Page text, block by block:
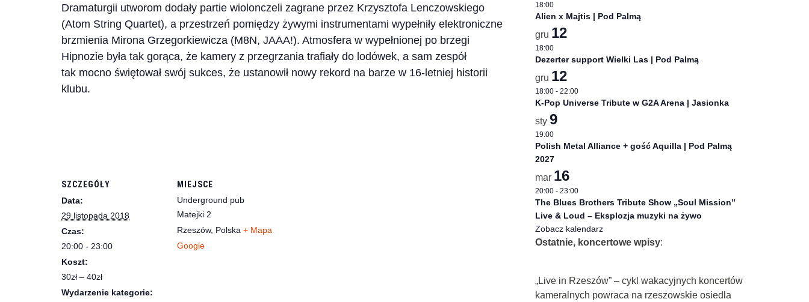
Dramaturgii utworom dodały partie wiolonczeli zagrane przez Krzysztofa Lenczowskiego
(Atom String Quartet), a przestrzeń pomiędzy żywymi instrumentami wypełniły elektroniczne
brzmienia Mirona Grzegorkiewicza (M8N, JAAA!). Atmosfera w wypełnionej po brzegi
Hipnozie była tak gorąca, że kamery z przegrzania trafiały do lodówek, a sam zespół
tak mocno świętował swój sukces, że ustanowił nowy rekord na barze w 16-letniej historii
klubu.
SZCZEGÓŁY
Data:
29 listopada 2018
Czas:
20:00 - 23:00
Koszt:
30zł – 40zł
Wydarzenie kategorie:
MIEJSCE
Underground pub
Matejki 2
Rzeszów, Polska + Mapa
Google
18:00
Alien x Majtis | Pod Palmą
gru 12
18:00
Dezerter support Wielki Las | Pod Palmą
gru 12
18:00- 22:00
K-Pop Universe Tribute w G2A Arena | Jasionka
sty 9
19:00
Polish Metal Alliance + gość Aquilla | Pod Palmą
2027
mar 16
20:00- 23:00
The Blues Brothers Tribute Show „Soul Mission”
Live & Loud – Eksplozja muzyki na żywo
Zobacz kalendarz
Ostatnie, koncertowe wpisy:
„Live in Rzeszów” – cykl wakacyjnych koncertów
kameralnych powraca na rzeszowskie osiedla